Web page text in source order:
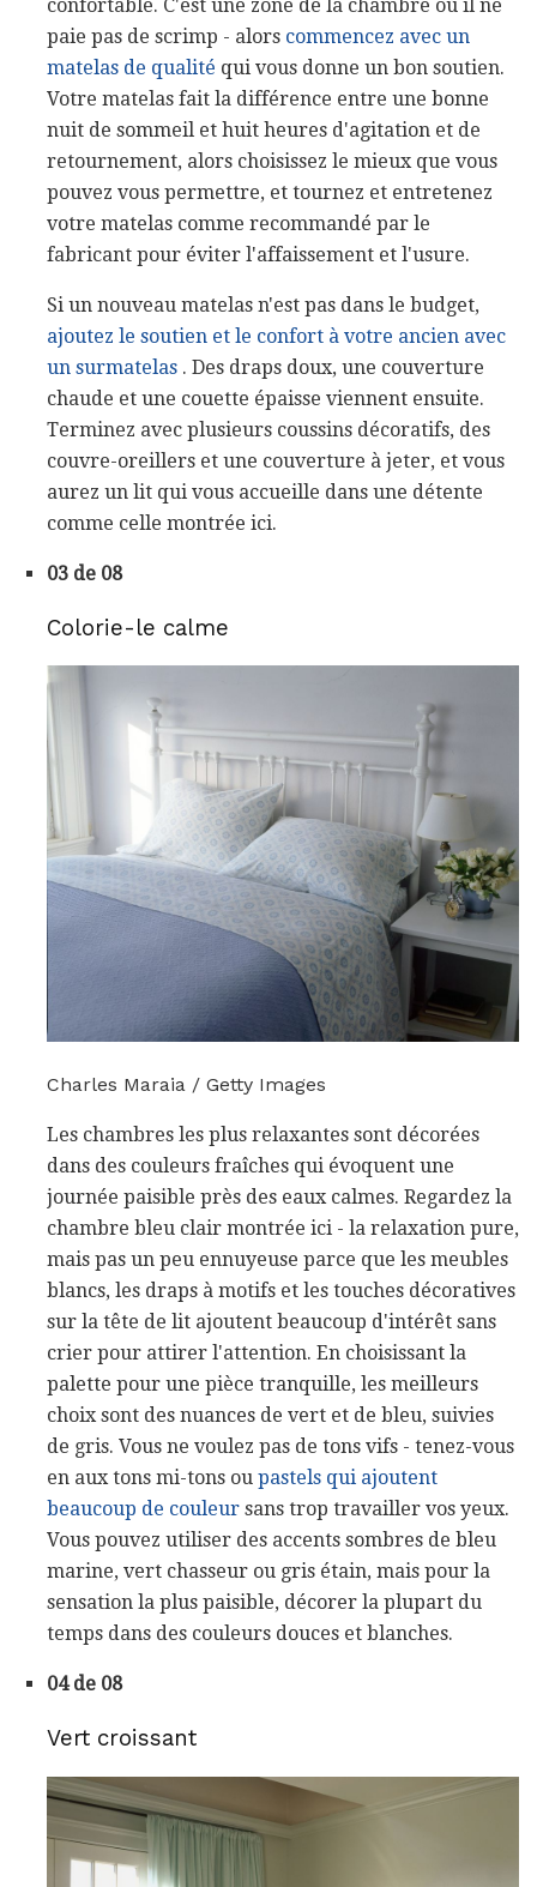
confortable. C'est une zone de la chambre où il ne
paie pas de scrimp - alors commencez avec un
matelas de qualité qui vous donne un bon soutien.
Votre matelas fait la différence entre une bonne
nuit de sommeil et huit heures d'agitation et de
retournement, alors choisissez le mieux que vous
pouvez vous permettre, et tournez et entretenez
votre matelas comme recommandé par le
fabricant pour éviter l'affaissement et l'usure.
Si un nouveau matelas n'est pas dans le budget,
ajoutez le soutien et le confort à votre ancien avec
un surmatelas . Des draps doux, une couverture
chaude et une couette épaisse viennent ensuite.
Terminez avec plusieurs coussins décoratifs, des
couvre-oreillers et une couverture à jeter, et vous
aurez un lit qui vous accueille dans une détente
comme celle montrée ici.
03 de 08
Colorie-le calme
Charles Maraia / Getty Images
Les chambres les plus relaxantes sont décorées
dans des couleurs fraîches qui évoquent une
journée paisible près des eaux calmes. Regardez la
chambre bleu clair montrée ici - la relaxation pure,
mais pas un peu ennuyeuse parce que les meubles
blancs, les draps à motifs et les touches décoratives
sur la tête de lit ajoutent beaucoup d'intérêt sans
crier pour attirer l'attention. En choisissant la
palette pour une pièce tranquille, les meilleurs
choix sont des nuances de vert et de bleu, suivies
de gris. Vous ne voulez pas de tons vifs - tenez-vous
en aux tons mi-tons ou pastels qui ajoutent
beaucoup de couleur sans trop travailler vos yeux.
Vous pouvez utiliser des accents sombres de bleu
marine, vert chasseur ou gris étain, mais pour la
sensation la plus paisible, décorer la plupart du
temps dans des couleurs douces et blanches.
04 de 08
Vert croissant